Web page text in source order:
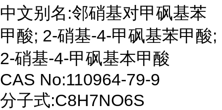
中文别名:邻硝基对甲砜基苯
甲酸; 2-硝基-4-甲砜基苯甲酸;
2-硝基-4-甲砜基本甲酸
CAS No:110964-79-9
分子式:C8H7NO6S